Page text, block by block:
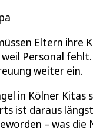
Eltern ihre
Personal
weiter ein.
in Kölner Kitas
ist daraus
– was die